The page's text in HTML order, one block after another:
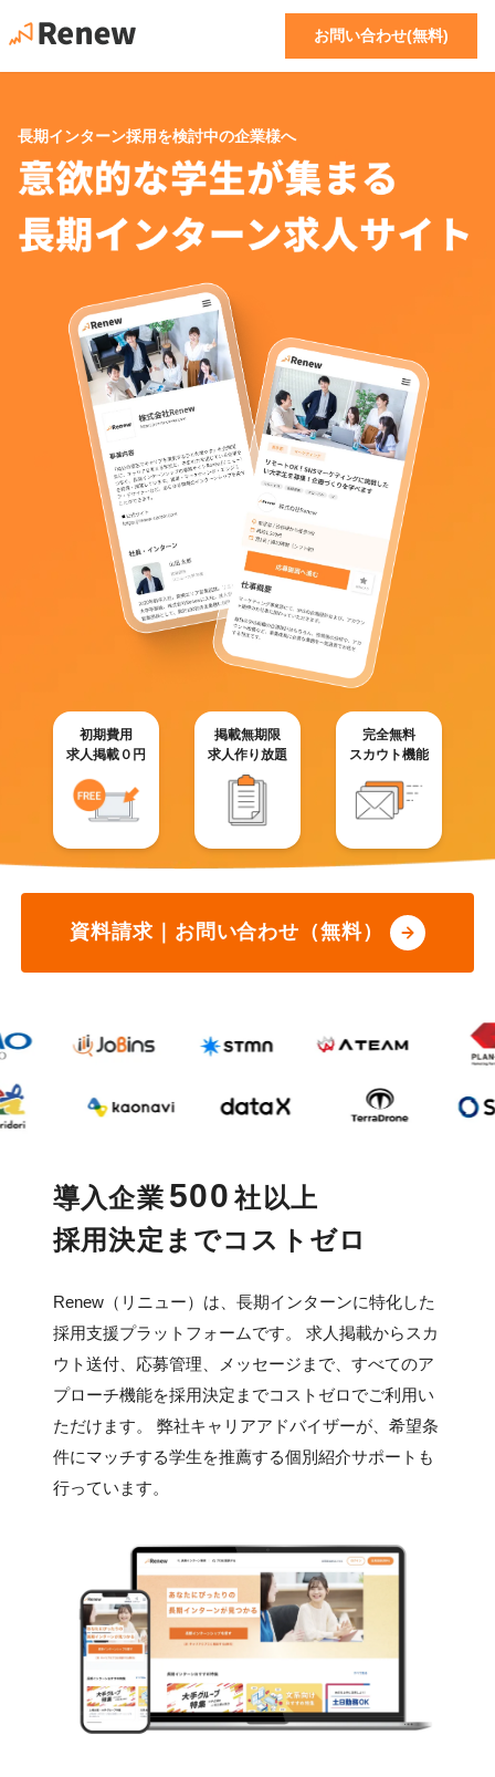
お問い合わせ(無料)
長期インターン採用を検討中の企業様へ
初期費用
求人掲載０円
掲載無期限
求人作り放題
完全無料
スカウト機能
資料請求｜お問い合わせ（無料）
導入企業 500 社以上
採用決定までコストゼロ
Renew（リニュー）は、長期インターンに特化した
採用支援プラットフォームです。 求人掲載からスカ
ウト送付、応募管理、メッセージまで、すべてのア
プローチ機能を採用決定までコストゼロでご利用い
ただけます。 弊社キャリアアドバイザーが、希望条
件にマッチする学生を推薦する個別紹介サポートも
行っています。